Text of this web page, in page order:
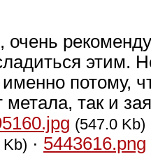
очень
этим.
потому,
метала, так и
(547.0 Kb)
Kb) · 5443616.png